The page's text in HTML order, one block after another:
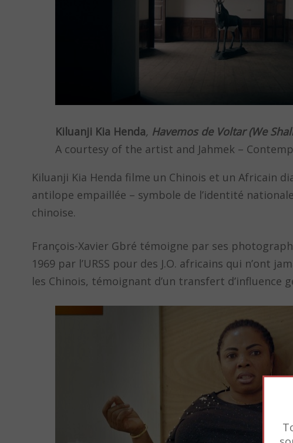
Kiluanji Kia Henda, Havemos de Voltar (We
A courtesy of the artist and Jahmek –
Kiluanji Kia Henda filme un Chinois et un Africain
antilope empaillée – symbole de l’identité
chinoise.
François-Xavier Gbré témoigne par ses
1969 par l’URSS pour des J.O. africains qui n’ont
les Chinois, témoignant d’un transfert d’influence